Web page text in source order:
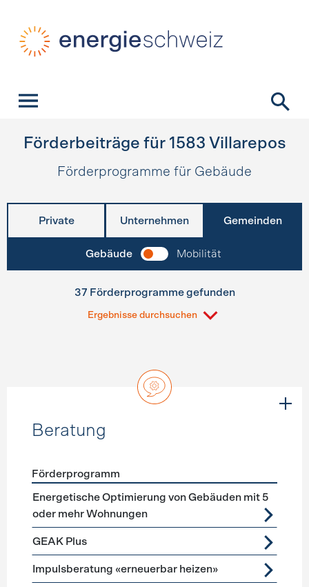
Förderbeiträge für 1583 Villarepos
Förderprogramme für Gebäude
Private Unternehmen Gemeinden
Gebäude Mobilität
37 Förderprogramme gefunden
Ergebnisse durchsuchen
Beratung
Förderprogramme Beratung
Förderprogramm
Energetische Optimierung von Gebäuden mit 5
oder mehr Wohnungen
GEAK Plus
Impulsberatung «erneuerbar heizen»